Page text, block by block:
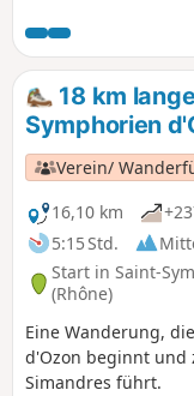
18 km
Symphorien
Verein/
16,10 km
5:15 Std.
Start in Saint-
(Rhône)
Eine Wanderung,
d'Ozon beginnt und
Simandres führt.